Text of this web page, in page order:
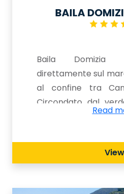
BAILA
Baila Domizia
direttamente sul
al confine tra
Circondato dal
stelle si trova a
come la Reggia
splendida Gaeta. La
all’aperto,
Read
View